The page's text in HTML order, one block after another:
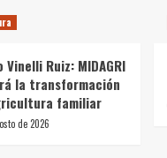
Ruiz: MIDAGRI
la transformación
familiar
de 2026